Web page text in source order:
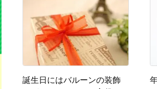
誕生日にはバルーンの装飾